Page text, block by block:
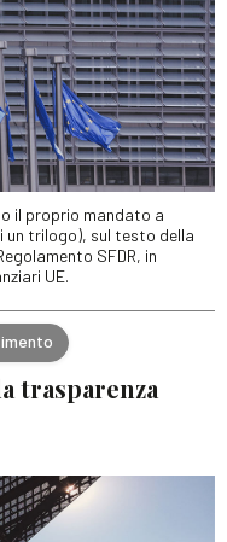
il proprio mandato a
un trilogo), sul testo della
SFDR, in
UE.
trasparenza